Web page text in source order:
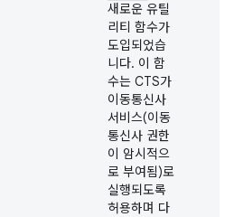
새로운 유틸
리티 함수가
도입되었습
니다. 이 함
수는 CTS가
이동통신사
서비스(이동
통신사 권한
이 암시적으
로 부여됨)로
실행되도록
허용하며 다